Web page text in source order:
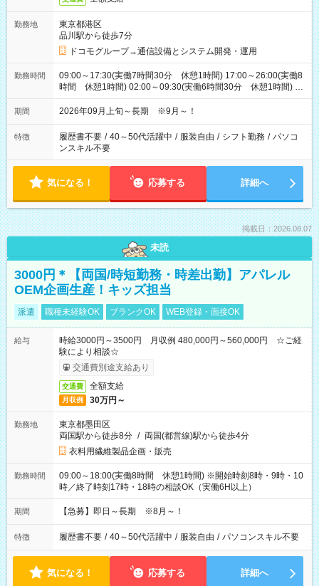
勤務地
東京都港区
品川駅から徒歩7分
ドコモグループ→通信設備とシステム開発・運用
勤務時間
09:00～17:30(実働7時間30分 休憩1時間) 17:00～26:00(実働8
時間 休憩1時間) 02:00～09:30(実働6時間30分 休憩1時間) ※
日勤は就業時間1/夜勤は就業時間2.3を連続で行って頂きます
期間 2026年09月上旬～長期 ※9月～！
特徴 履歴書不要 / 40～50代活躍中 / 服装自由 / シフト勤務 / パソコ
ンスキル不要
気になる！ 応募する 詳細へ
掲載日：2026.08.07
未読
3000円＊【両国/時短勤務・時差出勤】アパレル
OEM企画生産！キッズ担当
派遣 職種未経験OK ブランクOK WEB登録・面接OK
給与
時給3000円～3500円 月収例 480,000円～560,000円 ☆ご経
験により相談☆
交通費別途支給あり
交通費 全額支給
月収例 30万円～
勤務地
東京都墨田区
両国駅から徒歩8分 / 両国(都営線)駅から徒歩4分
衣料用繊維製品企画・販売
勤務時間
09:00～18:00(実働8時間 休憩1時間) ※開始時刻8時・9時・10
時／終了時刻17時・18時の相談OK（実働6H以上）
期間 【急募】即日～長期 ※8月～！
特徴 履歴書不要 / 40～50代活躍中 / 服装自由 / パソコンスキル不要
気になる！ 応募する 詳細へ